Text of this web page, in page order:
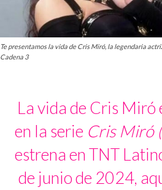
Te presentamos la vida de Cris Miró, la legendaria
Cadena 3
La vida de Cris Miró
en la serie Cris Miró
estrena en TNT
de junio de 2024,